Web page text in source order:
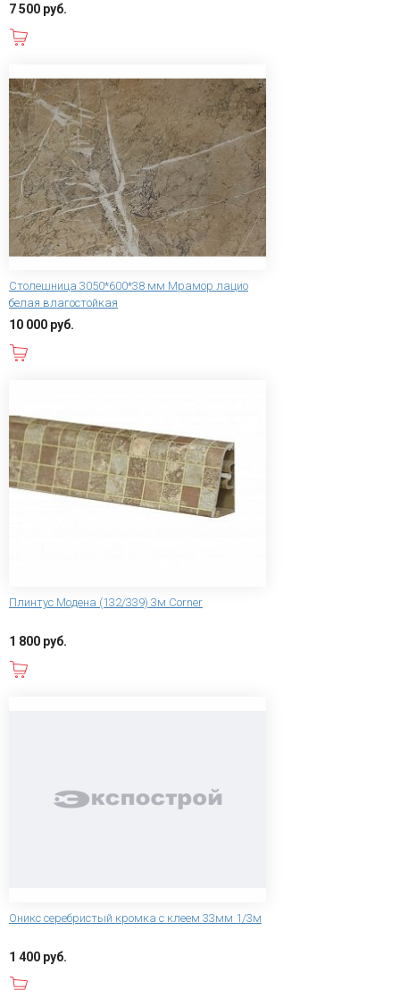
7 500 руб.
Столешница 3050*600*38 мм Мрамор лацио
белая влагостойкая
10 000 руб.
Плинтус Модена (132/339) 3м Corner
1 800 руб.
Оникс серебристый кромка с клеем 33мм 1/3м
1 400 руб.